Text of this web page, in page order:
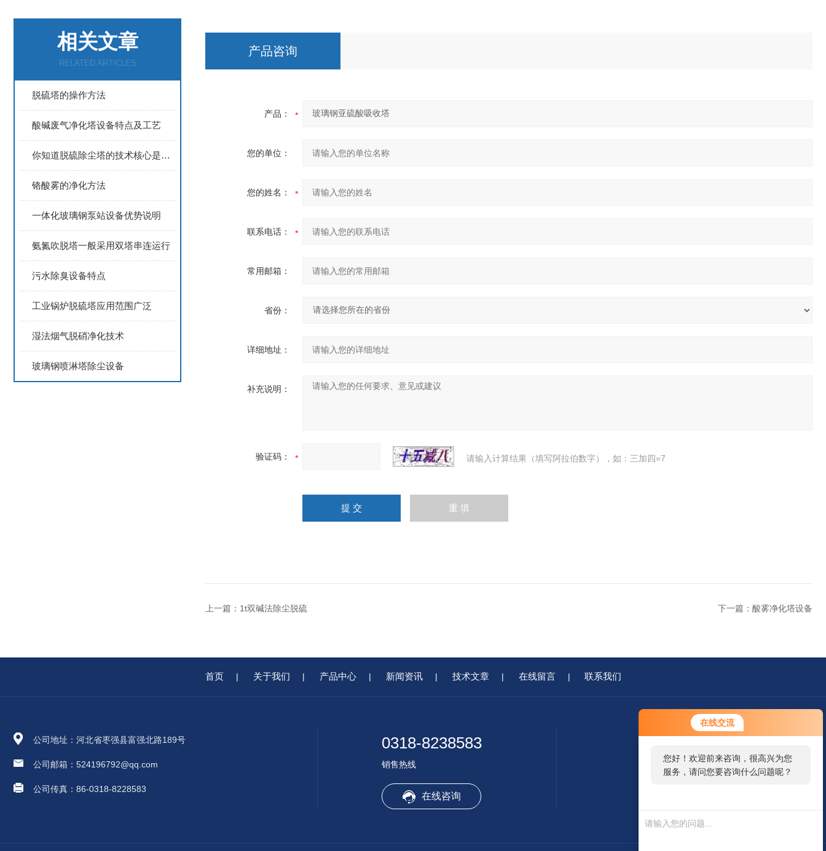
在线交流
您好！欢迎前来咨询，很高兴为您
服务，请问您要咨询什么问题呢？
相关文章
RELATED ARTICLES
脱硫塔的操作方法
酸碱废气净化塔设备特点及工艺
你知道脱硫除尘塔的技术核心是什么吗？
铬酸雾的净化方法
一体化玻璃钢泵站设备优势说明
氨氮吹脱塔一般采用双塔串连运行
污水除臭设备特点
工业锅炉脱硫塔应用范围广泛
湿法烟气脱硝净化技术
玻璃钢喷淋塔除尘设备
产品咨询
产品：
您的单位：
您的姓名：
联系电话：
常用邮箱：
省份：
详细地址：
补充说明：
验证码： 请输入计算结果（填写阿拉伯数字），如：三加四=7
上一篇： 1t双碱法除尘脱硫 下一篇： 酸雾净化塔设备
首页 | 关于我们 | 产品中心 | 新闻资讯 | 技术文章 | 在线留言 | 联系我们
公司地址：河北省枣强县富强北路189号
公司邮箱：524196792@qq.com
公司传真：86-0318-8228583
0318-8238583
销售热线
在线咨询